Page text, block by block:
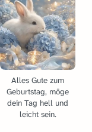
Alles Gute zum
Geburtstag, möge
dein Tag hell und
leicht sein.